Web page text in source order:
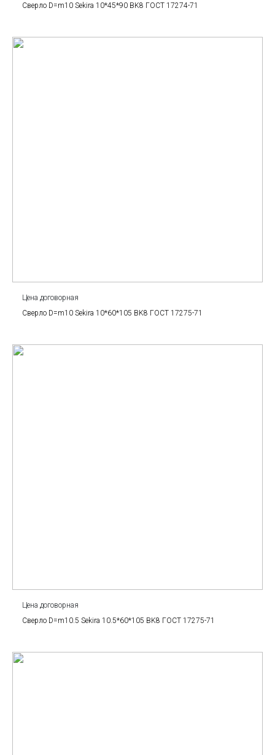
Сверло D=m10 Sekira 10*45*90 BK8 ГОСТ 17274-71
Цена договорная
Сверло D=m10 Sekira 10*60*105 BK8 ГОСТ 17275-71
Цена договорная
Сверло D=m10.5 Sekira 10.5*60*105 BK8 ГОСТ 17275-71